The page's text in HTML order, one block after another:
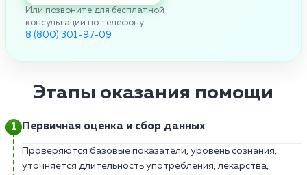
Или позвоните для бесплатной
консультации по телефону
8 (800) 301-97-09
Этапы оказания помощи
Первичная оценка и сбор данных
Проверяются базовые показатели, уровень сознания,
уточняется длительность употребления, лекарства,